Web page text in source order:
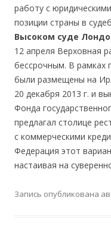
работу с
позиции страны в
Высоком суде
12 апреля Верховная
бессрочным. В рамках
были размещены на
20 декабря 2013 г. и
Фонда
предлагал столице
с коммерческими
Федерация этот
настаивая на
Запись опубликована